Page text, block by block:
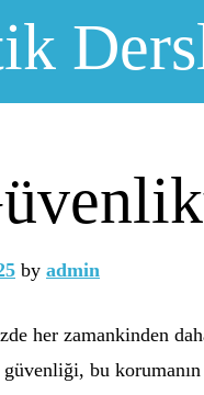
by admin
her zamankinden
güvenliği, bu